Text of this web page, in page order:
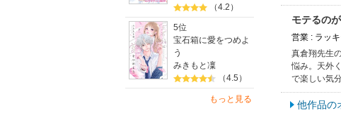
（4.2）
5位
宝石箱に愛をつめよ
う
みきもと凜
（4.5）
もっと見る
モテるの
営業 : ラッ
真倉翔先生
悩み。天外
で楽しい気
他作品の